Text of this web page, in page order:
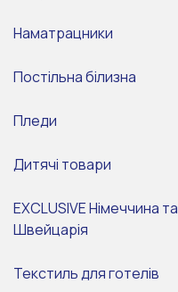
Наматрацники
Постільна білизна
Пледи
Дитячі товари
EXCLUSIVE Німеччина та
Швейцарія
Текстиль для готелів